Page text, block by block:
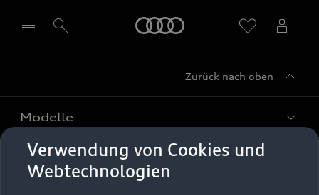
Zurück nach oben
Modelle
Alle Modelle
Kaufen & leasen
Verwendung von Cookies und
Webtechnologien